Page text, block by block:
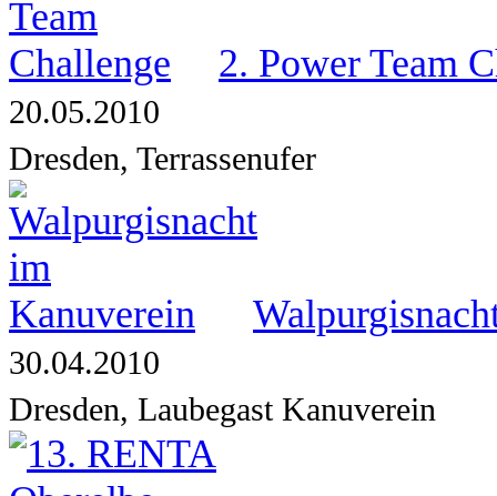
2. Power Team
20.05.2010
Dresden, Terrassenufer
30.04.2010
Dresden, Laubegast Kanuverein